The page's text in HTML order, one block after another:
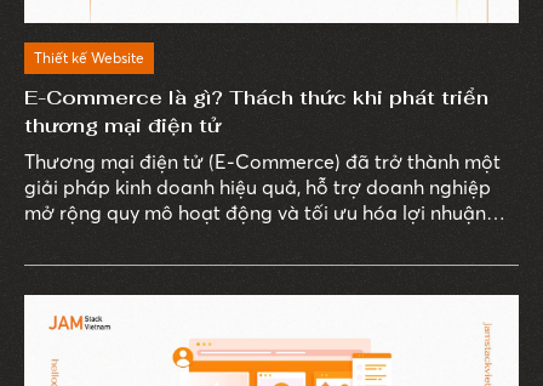
Thiết kế Website
E-Commerce là gì? Thách thức khi phát triển
thương mại điện tử
Thương mại điện tử (E-Commerce) đã trở thành một
giải pháp kinh doanh hiệu quả, hỗ trợ doanh nghiệp
mở rộng quy mô hoạt động và tối ưu hóa lợi nhuận